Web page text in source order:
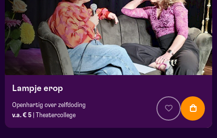
Lampje erop
Openhartig over zelfdoding
v.a. € 5
Theatercollege